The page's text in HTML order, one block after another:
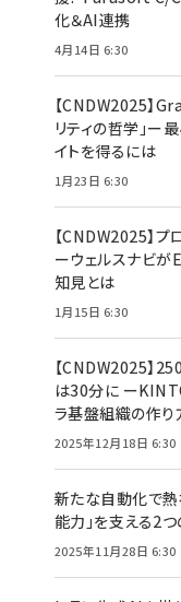
化＆AI連携
4月14日 6:30
【CNDW2025】
リティの哲学」ー
イトを得るには
1月23日 6:30
【CNDW2025】
ーウェルスナビが
知見とは
1月15日 6:30
【CNDW2025】
は30分に ー
ラ基盤組織の作り
2025年12月18日 6:30
新たな自動化で熱
能力」を支える2
2025年11月28日 6:30